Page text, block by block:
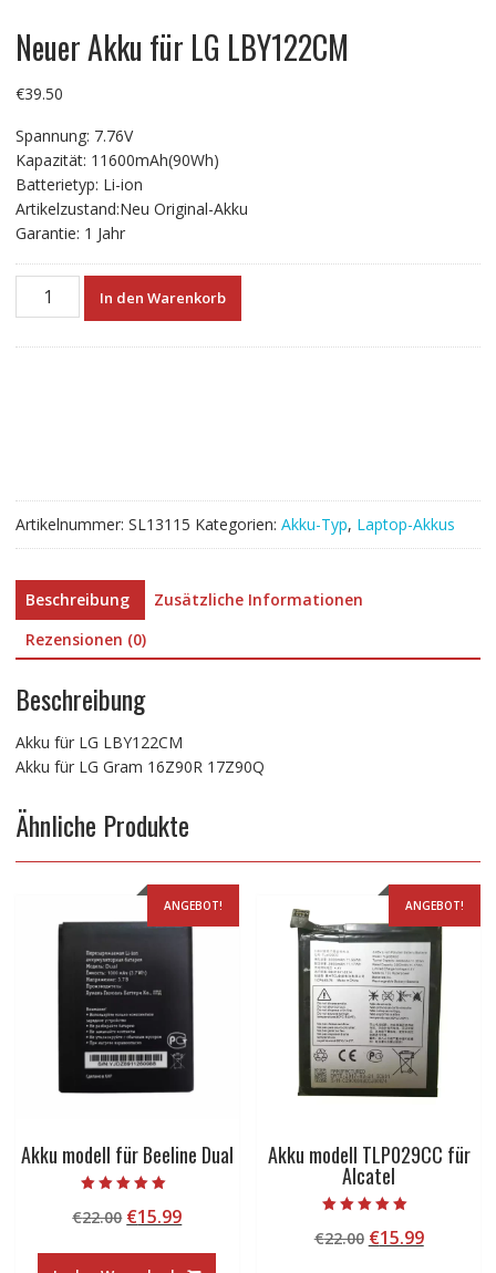
Neuer Akku für LG LBY122CM
€39.50
Spannung: 7.76V
Kapazität: 11600mAh(90Wh)
Batterietyp: Li-ion
Artikelzustand:Neu Original-Akku
Garantie: 1 Jahr
Neuer
Akku
In den Warenkorb
Artikelnummer: SL13115 Kategorien: Akku-Typ, Laptop-Akkus
Beschreibung
Zusätzliche Informationen
Rezensionen (0)
Beschreibung
Akku für LG LBY122CM
Akku für LG Gram 16Z90R 17Z90Q
Ähnliche Produkte
ANGEBOT!
Akku modell für Beeline Dual
5.00
von 5
€22.00 Ursprünglicher
war:
€15.99Aktueller
ist:
ANGEBOT!
Akku modell TLP029CC für
Alcatel
5.00
von 5
€22.00 Ursprünglicher
€15.99